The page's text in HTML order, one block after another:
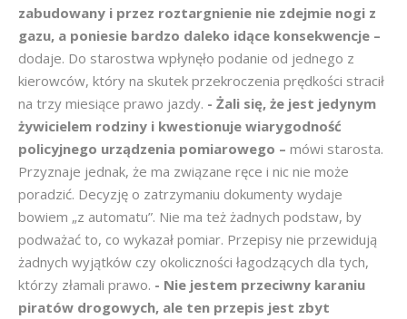
zabudowany i przez roztargnienie nie zdejmie nogi z
gazu, a poniesie bardzo daleko idące konsekwencje –
dodaje. Do starostwa wpłynęło podanie od jednego z
kierowców, który na skutek przekroczenia prędkości stracił
na trzy miesiące prawo jazdy. - Żali się, że jest jedynym
żywicielem rodziny i kwestionuje wiarygodność
policyjnego urządzenia pomiarowego – mówi starosta.
Przyznaje jednak, że ma związane ręce i nic nie może
poradzić. Decyzję o zatrzymaniu dokumenty wydaje
bowiem „z automatu”. Nie ma też żadnych podstaw, by
podważać to, co wykazał pomiar. Przepisy nie przewidują
żadnych wyjątków czy okoliczności łagodzących dla tych,
którzy złamali prawo. - Nie jestem przeciwny karaniu
piratów drogowych, ale ten przepis jest zbyt